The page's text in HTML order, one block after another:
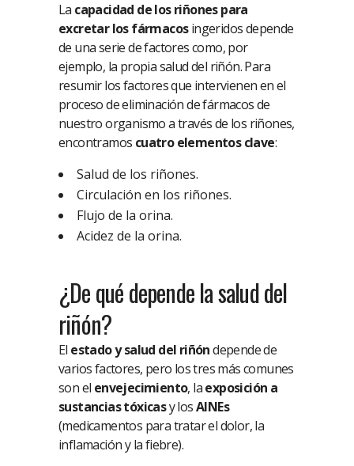
La capacidad de los riñones para
excretar los fármacosingeridos depende
de una serie de factores como, por
ejemplo, la propia salud del riñón. Para
resumir los factores que intervienen en el
proceso de eliminación de fármacos de
nuestro organismo a través de los riñones,
encontramos cuatro elementos clave:
Salud de los riñones.
Circulación en los riñones.
Flujo de la orina.
Acidez de la orina.
¿De qué depende la salud del
riñón?
El estado y salud del riñóndepende de
varios factores, pero los tres más comunes
son el envejecimiento, laexposición a
sustancias tóxicasy losAINEs
(medicamentos para tratar el dolor, la
inflamación y la fiebre).